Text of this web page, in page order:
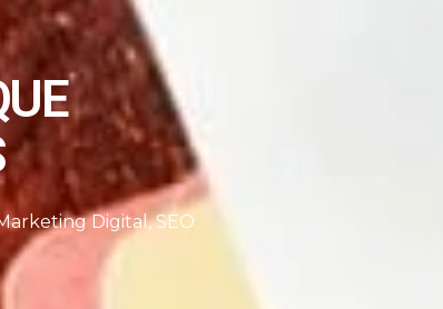
Digital,SEO